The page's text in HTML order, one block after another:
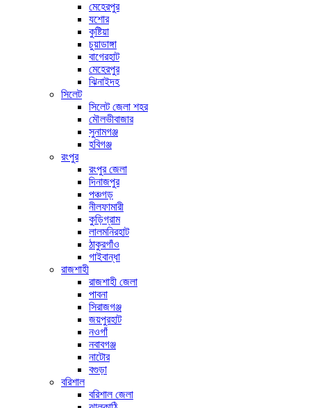
মেহেরপুর
যশোর
কুষ্টিয়া
চুয়াডাঙ্গা
বাগেরহাট
মেহেরপুর
ঝিনাইদহ
সিলেট
সিলেট জেলা শহর
মৌলভীবাজার
সুনামগঞ্জ
হবিগঞ্জ
রংপুর
রংপুর জেলা
দিনাজপুর
পঞ্চগড়
নীলফামারী
কুড়িগ্রাম
লালমনিরহাট
ঠাকুরগাঁও
গাইবান্ধা
রাজশাহী
রাজশাহী জেলা
পাবনা
সিরাজগঞ্জ
জয়পুরহাট
নওগাঁ
নবাবগঞ্জ
নাটোর
বগুড়া
বরিশাল
বরিশাল জেলা